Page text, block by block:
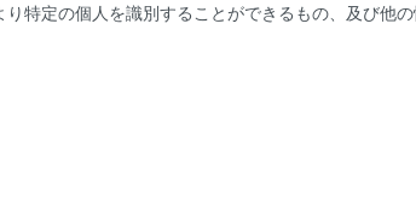
特定の個人を識別することができるもの、及び他